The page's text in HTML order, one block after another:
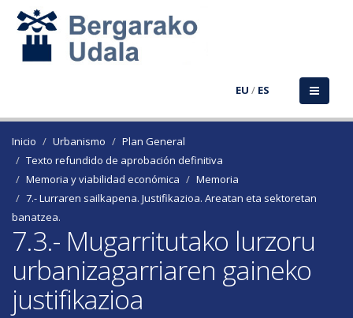
EU / ES
Inicio Urbanismo
Plan General
Texto refundido de aprobación definitiva
Memoria y viabilidad económica
Memoria
7.- Lurraren sailkapena. Justifikazioa. Areatan eta sektoretan
banatzea.
7.3.- Mugarritutako lurzoru
urbanizagarriaren gaineko
justifikazioa